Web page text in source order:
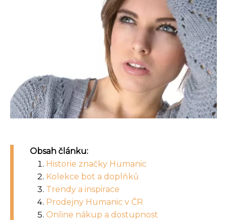
Obsah článku:
Historie značky Humanic
Kolekce bot a doplňků
Trendy a inspirace
Prodejny Humanic v ČR
Online nákup a dostupnost